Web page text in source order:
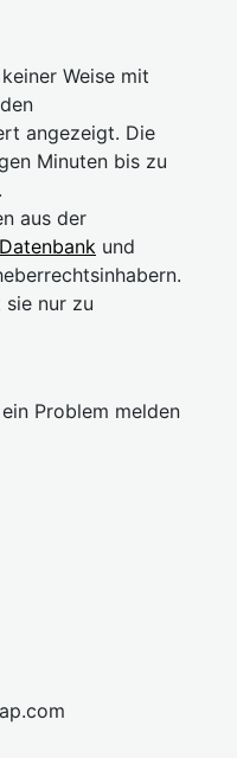
Weise mit
angezeigt. Die
Minuten bis zu
aus der
und
nur zu
Problem melden